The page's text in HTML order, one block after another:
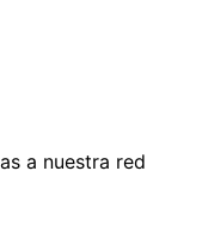
a nuestra red